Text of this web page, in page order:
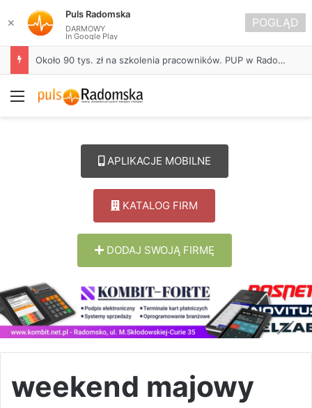
Około 90 tys. zł na szkolenia pracowników. PUP w Radomsku ogłasza nabór wniosków
Menu
APLIKACJE MOBILNE
KATALOG FIRM
DODAJ SWOJĄ FIRMĘ
weekend majowy
✕
Puls Radomska
DARMOWY
In Google Play
POGLĄD